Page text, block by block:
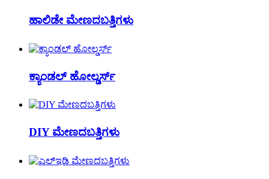
ಹಾಲಿಡೇ ಮೇಣದಬತ್ತಿಗಳು
ಕ್ಯಾಂಡಲ್ ಹೋಲ್ಡರ್ಸ್
DIY ಮೇಣದಬತ್ತಿಗಳು